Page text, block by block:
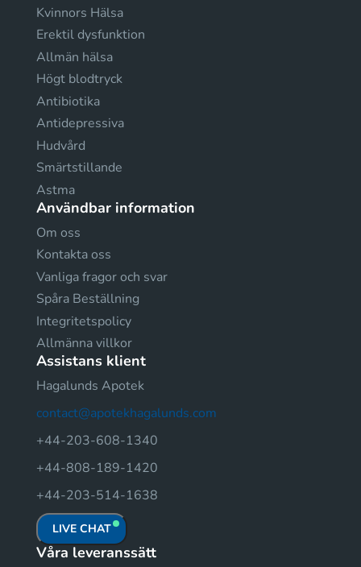
Kvinnors Hälsa
Erektil dysfunktion
Allmän hälsa
Högt blodtryck
Antibiotika
Antidepressiva
Hudvård
Smärtstillande
Astma
Användbar information
Om oss
Kontakta oss
Vanliga fragor och svar
Spåra Beställning
Integritetspolicy
Allmänna villkor
Assistans klient
Hagalunds Apotek
contact@apotekhagalunds.com
+44-203-608-1340
+44-808-189-1420
+44-203-514-1638
LIVE CHAT
Våra leveranssätt